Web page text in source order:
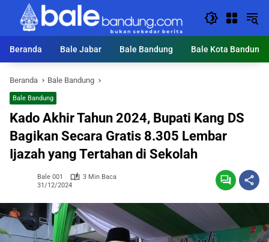
Langsung
konten
Beranda
Bale Jabar Bale Bandung Bale Kota Bandung
Beranda Bale Bandung
Bale Bandung
Kado Akhir Tahun 2024, Bupati Kang DS
Bagikan Secara Gratis 8.305 Lembar
Ijazah yang Tertahan di Sekolah
Bale 001
3 Min Baca
31/12/2024